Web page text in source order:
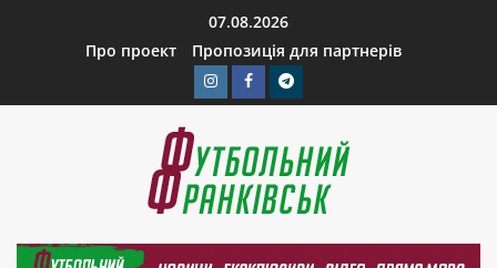
07.08.2026
Про проект
Пропозиція для партнерів